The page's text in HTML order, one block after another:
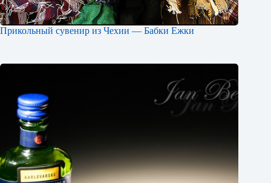
Прикольный сувенир из Чехии — Бабки Ежки